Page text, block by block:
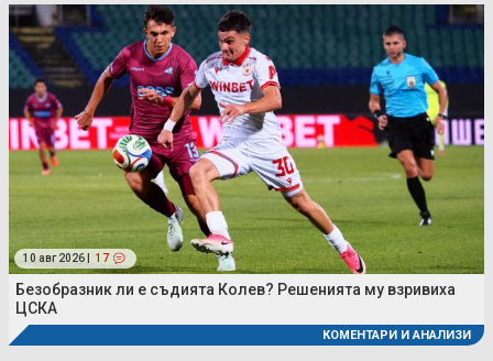
10 авг 2026 | 17
Безобразник ли е съдията Колев? Решенията му взривиха
ЦСКА
КОМЕНТАРИ И АНАЛИЗИ